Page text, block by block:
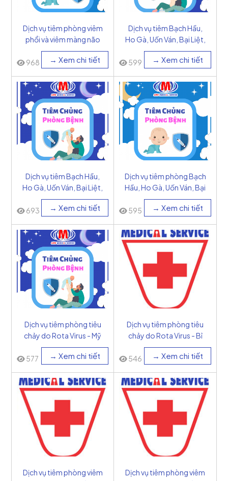
Dịch vụ tiêm phòng viêm
phổi và viêm màng não
mủ do HIB - Cuba
968
→ Xem chi tiết
Dịch vụ tiêm Bạch Hầu,
Ho Gà, Uốn Ván, Bại Liệt,
HIB, VGB (6in1) - Bỉ
599
→ Xem chi tiết
Dịch vụ tiêm Bạch Hầu,
Ho Gà, Uốn Ván, Bại Liệt,
HIB, VGB (6in1) - Pháp
693
→ Xem chi tiết
Dịch vụ tiêm phòng Bạch
Hầu, Ho Gà, Uốn Ván, Bại
Liệt, HIB (5in1) - Bỉ
595
→ Xem chi tiết
Dịch vụ tiêm phòng tiêu
chảy do Rota Virus - Mỹ
577 → Xem chi tiết
Dịch vụ tiêm phòng tiêu
chảy do Rota Virus - Bỉ
546 → Xem chi tiết
Dịch vụ tiêm phòng viêm
Dịch vụ tiêm phòng viêm